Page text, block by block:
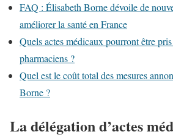
FAQ : Élisabeth Borne dévoile de
améliorer la santé en France
Quels actes médicaux pourront être
pharmaciens ?
Quel est le coût total des mesures
Borne ?
La délégation d’actes